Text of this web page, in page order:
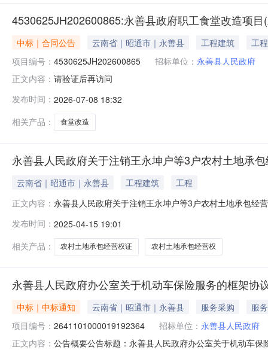
4530625JH202600865:永善县政府职工食堂改造项目
中标｜合同公告 云南省｜昭通市｜永善县 工程建筑
工程
项目编号： 4530625JH202600865 招标单位： 永善县人民政府
正文内容： 请验证后再访问
发布时间： 2026-07-08 18:32
相关产品：
食堂改造
永善县人民政府关于注销王永坤户等3户农村土地承
云南省｜昭通市｜永善县 工程建筑
工程
正文内容： 永善县人民政府关于注销王永坤户等3户农村土地承包经
县人民武装部于1983年征用的军事用地。为此，根据《
农村土地承包经营权证》进行注销，现
发布时间： 2025-04-15 19:01
相关产品：
农村土地承包经营权证 农村土地承包经营权
永善县人民政府办公室关于机动车保险服务的框架协
中标｜中标通知 云南省｜昭通市｜永善县 服务采购
服务
项目编号： 2641101000019192364 招标单位： 永善县人民政府
正文内容： 公告概要公告标题：永善县人民政府办公室关于机动车